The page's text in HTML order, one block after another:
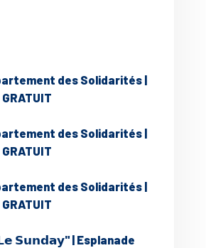
des Solidarités |
des Solidarités |
des Solidarités |
𝗦𝘂𝗻𝗱𝗮𝘆" | Esplanade